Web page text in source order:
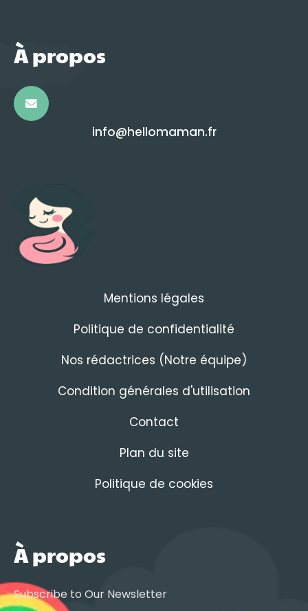
À propos
info@hellomaman.fr
Mentions légales
Politique de confidentialité
Nos rédactrices (Notre équipe)
Condition générales d'utilisation
Contact
Plan du site
Politique de cookies
À propos
Subscribe to Our Newsletter